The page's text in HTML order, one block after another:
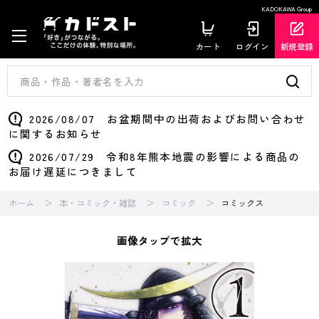
KADOKAWA Group
カート ログイン 新規登録
2026/08/07 お盆期間中の出荷およびお問い合わせ
に関するお知らせ
2026/07/29 令和8年熊本地震の影響による商品の
お届け遅延につきまして
ホーム 本・コミック・雑誌 コミック コミックス
画像タップで拡大